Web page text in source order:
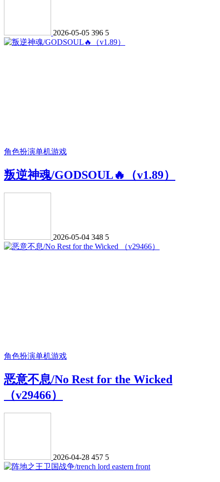
2026-05-05 396 5
角色扮演单机游戏
叛逆神魂/GODSOUL🔥（v1.89）
2026-05-04 348 5
角色扮演单机游戏
恶意不息/No Rest for the Wicked
（v29466）
2026-04-28 457 5